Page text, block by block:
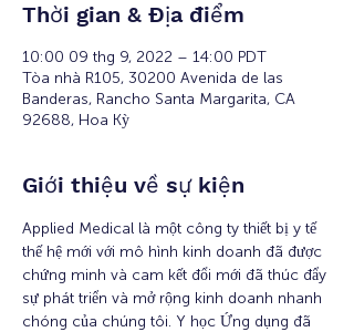
Thời gian & Địa điểm
10:00 09 thg 9, 2022 – 14:00 PDT
Tòa nhà R105, 30200 Avenida de las
Banderas, Rancho Santa Margarita, CA
92688, Hoa Kỳ
Giới thiệu về sự kiện
Applied Medical là một công ty thiết bị y tế
thế hệ mới với mô hình kinh doanh đã được
chứng minh và cam kết đổi mới đã thúc đẩy
sự phát triển và mở rộng kinh doanh nhanh
chóng của chúng tôi. Y học Ứng dụng đã